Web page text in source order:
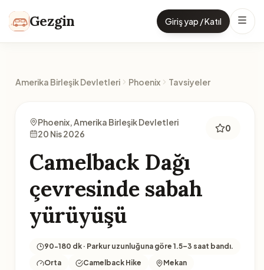
Gezgin Giriş yap / Katıl
Amerika Birleşik Devletleri Phoenix Tavsiyeler
Phoenix, Amerika Birleşik Devletleri
20 Nis 2026
0
Camelback Dağı
çevresinde sabah
yürüyüşü
90-180 dk · Parkur uzunluğuna göre 1.5–3 saat bandı.
Orta
Camelback Hike Mekan